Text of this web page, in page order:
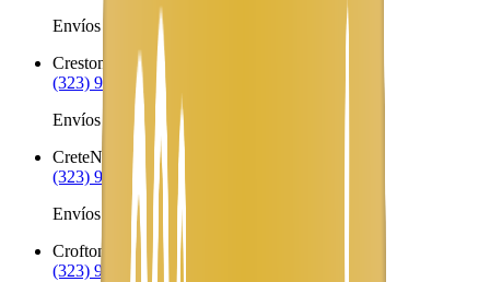
Envíos a Nicaragua desde Creighton
Creston
(323) 953-8100
Envíos a Nicaragua desde Creston
CreteNE
(323) 953-8100
Envíos a Nicaragua desde Crete
Crofton
(323) 953-8100